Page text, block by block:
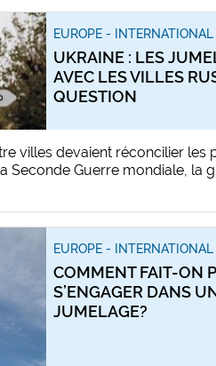
EUROPE - INTERNATIONAL
UKRAINE : LES
AVEC LES VILLES
QUESTION
villes devaient réconcilier les
Seconde Guerre mondiale, la
EUROPE - INTERNATIONAL
COMMENT FAIT-ON
S’ENGAGER DANS
JUMELAGE?